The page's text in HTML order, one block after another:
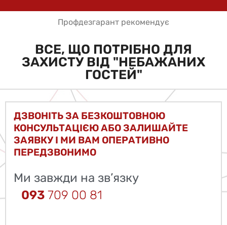
Профдезгарант рекомендує
ВСЕ, ЩО ПОТРІБНО ДЛЯ
ЗАХИСТУ ВІД "НЕБАЖАНИХ
ГОСТЕЙ"
ДЗВОНІТЬ ЗА БЕЗКОШТОВНОЮ
КОНСУЛЬТАЦІЄЮ АБО ЗАЛИШАЙТЕ
ЗАЯВКУ І МИ ВАМ ОПЕРАТИВНО
ПЕРЕДЗВОНИМО
Ми завжди на зв’язку
093 709 00 81